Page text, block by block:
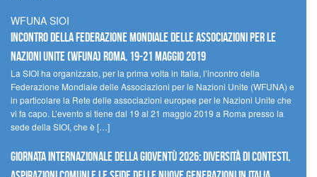
WFUNA SIOI
Incontro della Federazione Mondiale delle Associazioni per le
Nazioni Unite (WFUNA) Roma, 19-21 maggio 2019
La SIOI ha organizzato, per la prima volta in Italia, l’incontro della
Federazione Mondiale delle Associazioni per le Nazioni Unite (WFUNA) e
in particolare la Rete delle associazioni europee per le Nazioni Unite che
vi fa capo. L’evento si tiene dal 19 al 21 maggio 2019 a Roma presso la
sede della SIOI, che è […]
GIORNATA INTERNAZIONALE DELLA GIOVENTÙ 2026: DIVERSITÀ DI CONTESTI,